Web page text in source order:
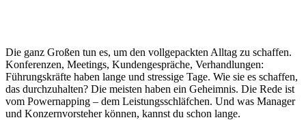
Die ganz Großen tun es, um den vollgepackten Alltag zu schaffen.
Konferenzen, Meetings, Kundengespräche, Verhandlungen:
Führungskräfte haben lange und stressige Tage. Wie sie es schaffen,
das durchzuhalten? Die meisten haben ein Geheimnis. Die Rede ist
vom Powernapping – dem Leistungsschläfchen. Und was Manager
und Konzernvorsteher können, kannst du schon lange.